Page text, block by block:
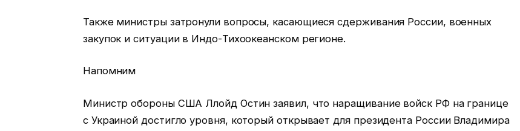
Также министры затронули вопросы, касающиеся сдерживания России, военных
закупок и ситуации в Индо-Тихоокеанском регионе.
Напомним
Министр обороны США Ллойд Остин заявил, что наращивание войск РФ на границе
с Украиной достигло уровня, который открывает для президента России Владимира